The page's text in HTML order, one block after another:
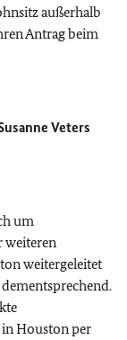
außerhalb
Antrag beim
Veters
um
weiteren
weitergeleitet
Houston per